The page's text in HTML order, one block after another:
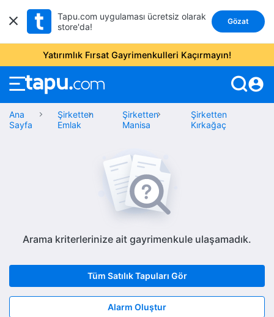
Tapu.com uygulaması ücretsiz olarak
store'da!
Gözat
Yatırımlık Fırsat Gayrimenkulleri Kaçırmayın!
account_circle
Ana
Sayfa
Şirketten
Emlak
Şirketten
Manisa
Şirketten
Kırkağaç
Arama kriterlerinize ait gayrimenkule ulaşamadık.
Tüm Satılık Tapuları Gör
Alarm Oluştur